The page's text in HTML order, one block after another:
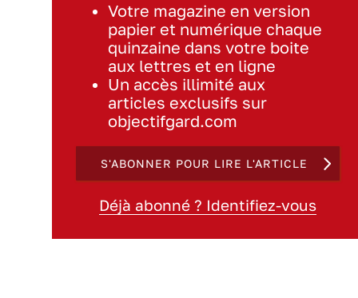
Votre magazine en version
papier et numérique chaque
quinzaine dans votre boite
aux lettres et en ligne
Un accès illimité aux
articles exclusifs sur
objectifgard.com
S'ABONNER POUR LIRE L'ARTICLE
Déjà abonné ? Identifiez-vous